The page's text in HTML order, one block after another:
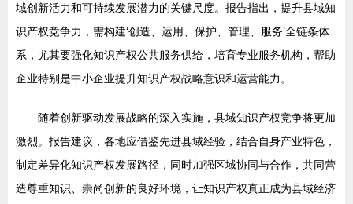
域创新活力和可持续发展潜力的关键尺度。报告指出，提升县域知
识产权竞争力，需构建‘创造、运用、保护、管理、服务’全链条体
系，尤其要强化知识产权公共服务供给，培育专业服务机构，帮助
企业特别是中小企业提升知识产权战略意识和运营能力。
随着创新驱动发展战略的深入实施，县域知识产权竞争将更加
激烈。报告建议，各地应借鉴先进县域经验，结合自身产业特色，
制定差异化知识产权发展路径，同时加强区域协同与合作，共同营
造尊重知识、崇尚创新的良好环境，让知识产权真正成为县域经济